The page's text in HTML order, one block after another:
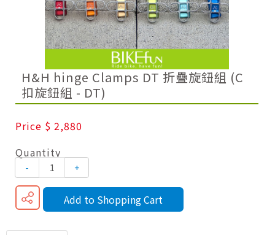
H&H hinge Clamps DT 折疊旋鈕組 (C
扣旋鈕組 - DT)
Price $ 2,880
Quantity
- +
Add to Shopping Cart